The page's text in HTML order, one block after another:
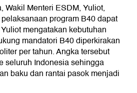
Wakil Menteri ESDM, Yuliot,
program B40 dapat
mengatakan kebutuhan
mandatori B40 diperkirakan
per tahun. Angka tersebut
seluruh Indonesia sehingga
baku dan rantai pasok menjadi